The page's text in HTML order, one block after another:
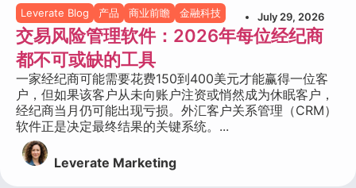
Leverate Blog 产品 商业前瞻 金融科技 July 29, 2026
交易风险管理软件：2026年每位经纪商
都不可或缺的工具
一家经纪商可能需要花费150到400美元才能赢得一位客
户，但如果该客户从未向账户注资或悄然成为休眠客户，
经纪商当月仍可能出现亏损。外汇客户关系管理（CRM）
软件正是决定最终结果的关键系统。...
Leverate Marketing